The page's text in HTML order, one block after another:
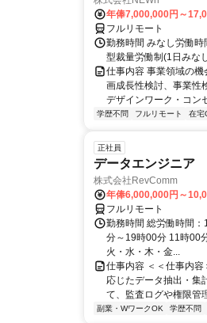
年俸7,000,000円～
フルリモート
勤務時間 みなし労働
型裁量労働制(1日みな
仕事内容 事業領域の
画成長性検討、事業性
デザインワーク・コン
学歴不問 フルリモート 在宅
正社員
データエンジニア
株式会社RevComm
年俸6,000,000円～
フルリモート
勤務時間 総労働時間
分～19時00分 11時00
火・水・木・金...
仕事内容 ＜＜仕事内
応じたデータ抽出・集
て、監査ログや権限管
副業・WワークOK 学歴不問